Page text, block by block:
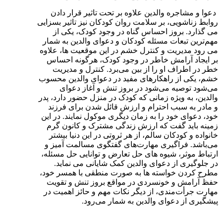
دعوا و مشاجره والدین علاوه بر تحت تاثیر قرار دادن
روابط زناشویی، بر سلامت روان کودکان نیز تاثیر بسزایی
می گذارد. بروز احساس گناه در وجود کودک، یکی از
مهم‌ترین تبعات مسئله کودکان و دعوای والدین به شمار
می رود مدیریت و کنترل خشم در این موقعیت ها، علاوه
بر ایجاد آرامش خاطر در وجود کودک، هرگونه احساس
خطر در اطراف او را از بین می‌برد. کنترل و مدیریت
خشم، یکی از راهکارهای مفید در دعوای والدین محسوب
می‌شود توصیه می‌شود در بروز تنش و آغاز دعوای
والدین، به ویژه زمانی که کودک در منزل حضور دارد، پدر
و مادر به سبب احترام و ارزش قائل شدن برای فرزند
خود، دعوای خود را به زمان دیگری موکول نمایند. در این
زمینه باید گفت که ارزش زندگی مشترک و کانون گرم
خانواده و کودکان سالم، از هر ثروتی در این دنیا بیشتر
می‌باشد. فراگیری مهارت‌های گفتگوی مسالمت آمیز و
ارتباط موثر، شیوه های حل تعارض و توانایی حل مسئله،
در جلوگیری از دعوای والدین کمک شایانی می نماید.
مطرح کردن خواسته ها به صورت منطقی با همسر خود،
حفظ آرامش و خونسردی در مواقع بروز تنش و تقویت
مهارت جرأت‌مندی، از دیگر نکات مهم و حائز اهمیت در
پیشگیری از دعوای والدین به شمار می‌رود.